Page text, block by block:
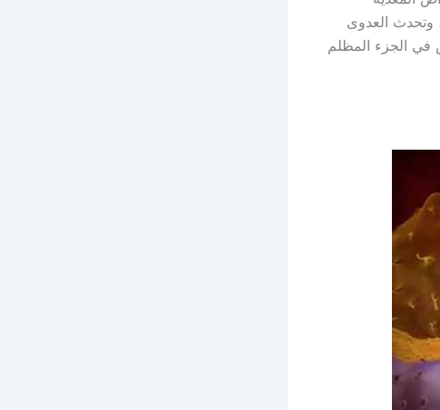
وتحدث العدوى
في الجزء المظلم